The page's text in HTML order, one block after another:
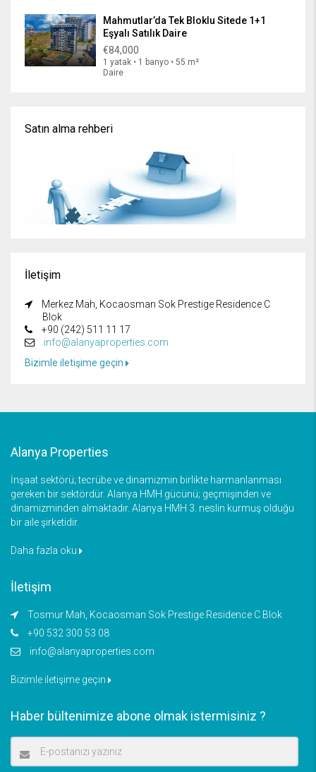
Mahmutlar’da Tek Bloklu Sitede 1+1
Eşyalı Satılık Daire
€84,000
1 yatak • 1 banyo • 55 m²
Daire
Satın alma rehberi
İletişim
Merkez Mah, Kocaosman Sok Prestige Residence C
Blok
+90 (242) 511 11 17
info@alanyaproperties.com
Bizimle iletişime geçin
Alanya Properties
İnşaat sektörü; tecrübe ve dinamizmin birlikte harmanlanması
gereken bir sektördür. Alanya HMH gücünü; geçmişinden ve
dinamizminden almaktadır. Alanya HMH 3. neslin kurmuş olduğu
bir aile şirketidir.
Daha fazla oku
İletişim
Tosmur Mah, Kocaosman Sok Prestige Residence C Blok
+90 532 300 53 08
info@alanyaproperties.com
Bizimle iletişime geçin
Haber bültenimize abone olmak istermisiniz ?